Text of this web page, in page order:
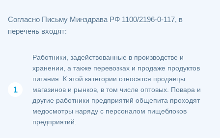
Согласно Письму Минздрава РФ 1100/2196-0-117, в
перечень входят:
Работники, задействованные в производстве и
хранении, а также перевозках и продаже продуктов
питания. К этой категории относятся продавцы
магазинов и рынков, в том числе оптовых. Повара и
другие работники предприятий общепита проходят
медосмотры наряду с персоналом пищеблоков
предприятий.